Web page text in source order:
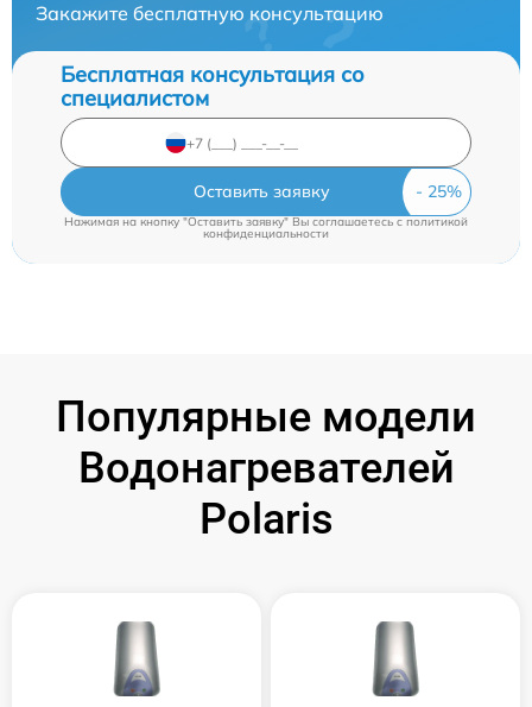
Закажите бесплатную консультацию
Бесплатная консультация со
специалистом
Оставить заявку
Нажимая на кнопку "Оставить заявку" Вы соглашаетесь cполитикой
конфиденциальности
Популярные модели
Водонагревателей
Polaris